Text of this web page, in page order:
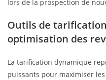
lors de la prospection de
Outils de
optimisation des
La tarification dynamique
puissants pour maximiser